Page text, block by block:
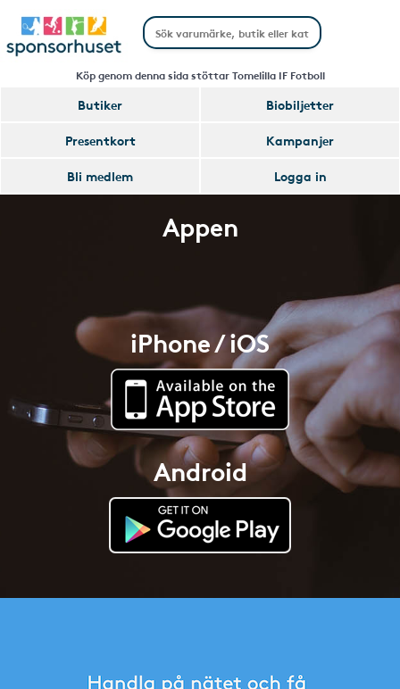
Köp genom denna sida stöttar Tomelilla IF Fotboll
Butiker
Biobiljetter
Presentkort
Kampanjer
Bli medlem
Logga in
Appen
iPhone / iOS
Android